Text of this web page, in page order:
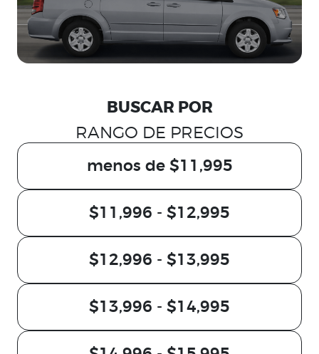
BUSCAR POR
RANGO DE PRECIOS
menos de $11,995
$11,996 - $12,995
$12,996 - $13,995
$13,996 - $14,995